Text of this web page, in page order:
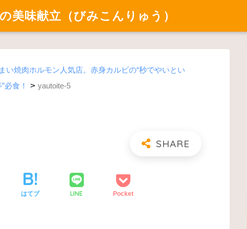
美味献立（びみこんりゅう）
い焼肉ホルモン人気店。赤身カルビの“秒でやいとい
必食！
> yautoite-5
はてブ LINE Pocket